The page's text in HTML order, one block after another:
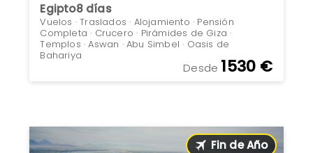
Desde 1530 €
Egipto8 días
Vuelos · Traslados · Alojamiento · Pensión
Completa · Crucero · Pirámides de Giza ·
Templos · Aswan · Abu Simbel · Oasis de
Bahariya
Fin de Año